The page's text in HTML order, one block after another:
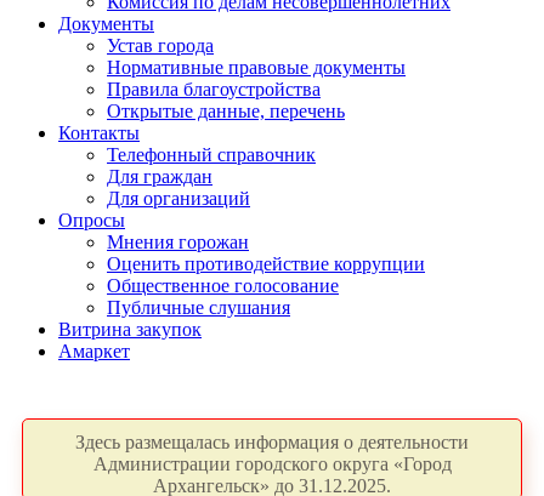
Документы
Устав города
Нормативные правовые документы
Правила благоустройства
Открытые данные, перечень
Контакты
Телефонный справочник
Для граждан
Для организаций
Опросы
Мнения горожан
Оценить противодействие коррупции
Общественное голосование
Публичные слушания
Витрина закупок
Амаркет
Здесь размещалась информация о деятельности
Администрации городского округа «Город
Архангельск» до 31.12.2025.